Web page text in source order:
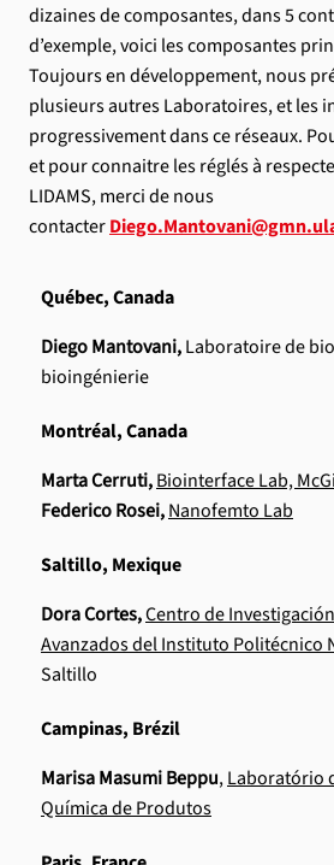
dizaines de composantes, dans 5
d’exemple, voici les composantes
Toujours en développement, nous
plusieurs autres Laboratoires, et les
progressivement dans ce réseaux.
et pour connaitre les réglés à
LIDAMS, merci de nous
contacter
Québec, Canada
Diego Mantovani,Laboratoire de
bioingénierie
Montréal, Canada
Marta Cerruti,Biointerface Lab,
Federico Rosei,Nanofemto Lab
Saltillo, Mexique
Dora Cortes,Centro de
Avanzados del Instituto Politécnico
Saltillo
Campinas, Brézil
Marisa Masumi Beppu,Laboratório
Química de Produtos